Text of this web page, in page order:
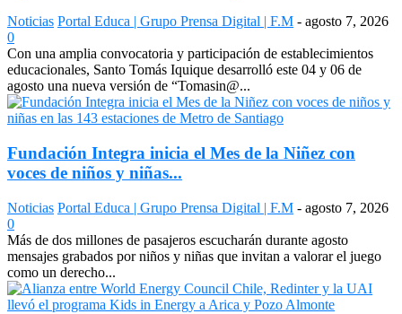
Noticias Portal Educa | Grupo Prensa Digital | F.M - agosto 7, 2026
0
Con una amplia convocatoria y participación de establecimientos
educacionales, Santo Tomás Iquique desarrolló este 04 y 06 de
agosto una nueva versión de “Tomasin@...
Fundación Integra inicia el Mes de la Niñez con
voces de niños y niñas...
Noticias Portal Educa | Grupo Prensa Digital | F.M - agosto 7, 2026
0
Más de dos millones de pasajeros escucharán durante agosto
mensajes grabados por niños y niñas que invitan a valorar el juego
como un derecho...